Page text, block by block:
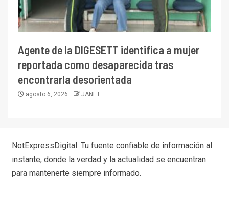
Agente de la DIGESETT identifica a mujer
reportada como desaparecida tras
encontrarla desorientada
agosto 6, 2026 JANET
NotExpressDigital: Tu fuente confiable de información al
instante, donde la verdad y la actualidad se encuentran
para mantenerte siempre informado.